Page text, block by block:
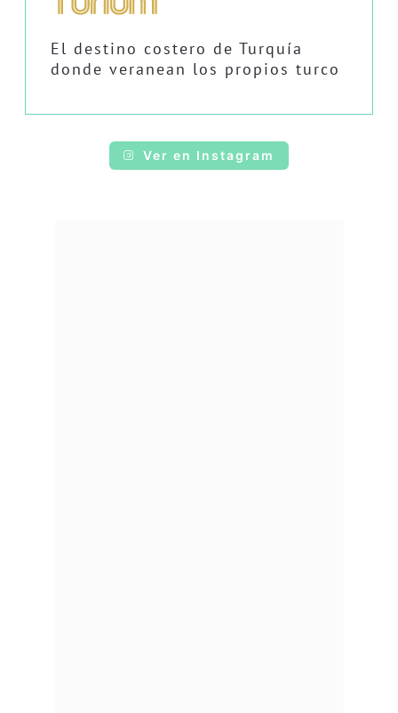
El destino costero de Turquía
donde veranean los propios turco
Ver en Instagram